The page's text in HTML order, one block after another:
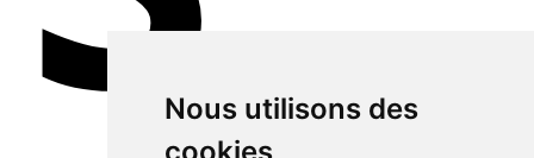
Nous utilisons des